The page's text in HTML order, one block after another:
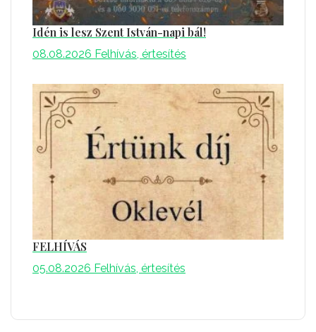
Idén is lesz Szent István-napi bál!
08.08.2026 Felhívás, értesítés
FELHÍVÁS
05.08.2026 Felhívás, értesítés